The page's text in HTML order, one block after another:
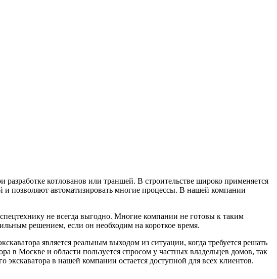
разработке котлованов или траншей. В строительстве широко применяется
позволяют автоматизировать многие процессы. В нашей компании
не всегда выгодно. Многие компании не готовы к таким
решением, если он необходим на короткое время.
является реальным выходом из ситуации, когда требуется решать
в Москве и области пользуется спросом у частных владельцев домов, так
в нашей компании остается доступной для всех клиентов.